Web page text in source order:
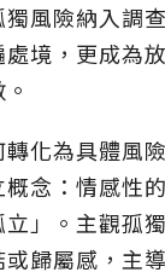
風險納入調
境，更成為
化為具體風
念：情感性
」。主觀孤
歸屬感，主